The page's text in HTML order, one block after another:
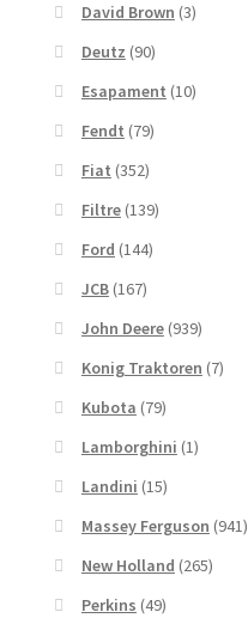
David Brown (3)
Deutz (90)
Esapament (10)
Fendt (79)
Fiat (352)
Filtre (139)
Ford (144)
JCB (167)
John Deere (939)
Konig Traktoren (7)
Kubota (79)
Lamborghini (1)
Landini (15)
Massey Ferguson (941)
New Holland (265)
Perkins (49)